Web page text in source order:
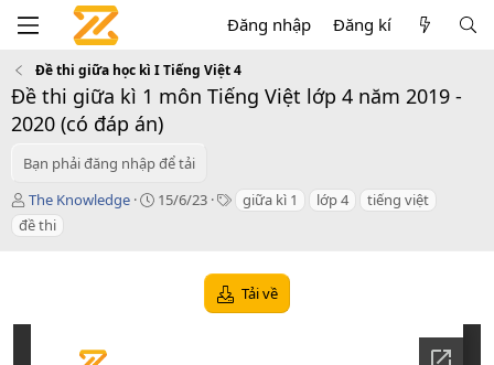
Đăng nhập Đăng kí
Đề thi giữa học kì I Tiếng Việt 4
Đề thi giữa kì 1 môn Tiếng Việt lớp 4 năm 2019 -
2020 (có đáp án)
Bạn phải đăng nhập để tải
T
á
c
The Knowledge
C15/6/23
T giữa kì 1 lớp 4
tiếng việt
đề thi
Tải về